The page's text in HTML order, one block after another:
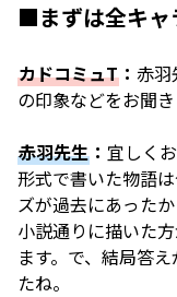
■まずは全キャ
カドコミュT ： 赤羽
の印象などをお聞
赤羽先生 ： 宜しく
形式で書いた物語
ズが過去にあった
小説通りに描いた
ます。で、結局答
たね。